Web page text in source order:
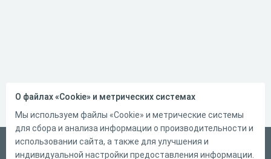
Русский
О файлах «Cookie» и метрических системах
Мы используем файлы «Cookie» и метрические системы
для сбора и анализа информации о производительности и
использовании сайта, а также для улучшения и
индивидуальной настройки предоставления информации.